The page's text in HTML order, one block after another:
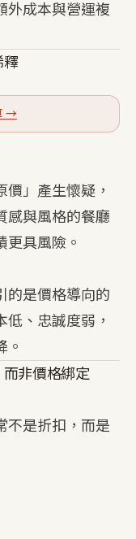
外成本與營運複
釋
→
」產生懷疑，
感與風格的餐廳
更具風險。
的是價格導向的
、忠誠度弱，
。
非價格綁定
不是折扣，而是